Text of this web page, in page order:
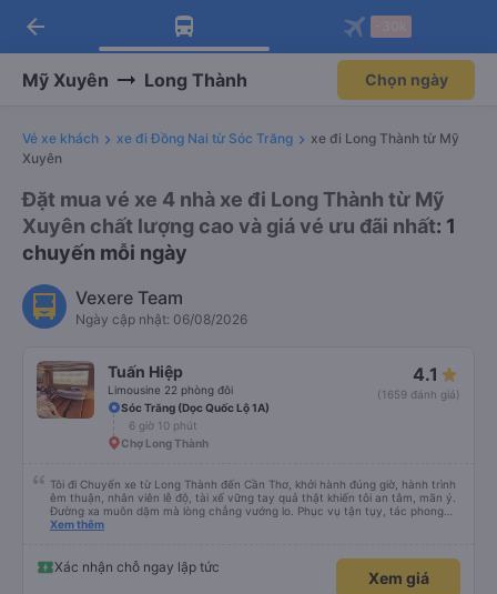
Tải app Vexere ngay!
Nhận ưu đãi thành viên độc
Mở app
Tải app Vexere
-30k/ghế khi đặt vé máy bay qua
Mở app
arrow_back
Mỹ Xuyên Long Thành Chọn ngày
Vé xe khách xe đi Đồng Nai từ Sóc Trăng
xe đi Long Thành từ Mỹ
Xuyên
Đặt mua vé xe 4 nhà xe đi Long Thành từ Mỹ
Xuyên chất lượng cao và giá vé ưu đãi nhất: 1
chuyến mỗi ngày
Vexere Team
Ngày cập nhật: 06/08/2026
Tuấn Hiệp
Limousine 22 phòng đôi
4.1
(1659 đánh giá)
Sóc Trăng (Dọc Quốc Lộ 1A)
6 giờ 10 phút
Chợ Long Thành
Tôi đi Chuyến xe từ Long Thành đến Cần Thơ, khởi hành đúng giờ, hành trình
êm thuận, nhân viên lễ độ, tài xế vững tay quả thật khiến tôi an tâm, mãn ý.
Đường xa muôn dặm mà lòng chẳng vướng lo. Phục vụ tận tụy, tác phong
nghiêm cẩn, hiếm thấy giữa thời buổi kim tiền vội vã. Xã hội loạn đạo. Xin gửi
Xem thêm
Xác nhận chỗ ngay lập tức
Xem giá